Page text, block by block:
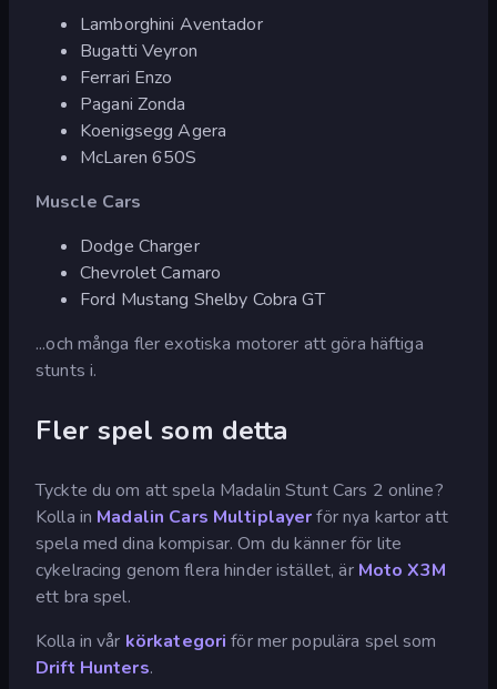
Lamborghini Aventador
Bugatti Veyron
Ferrari Enzo
Pagani Zonda
Koenigsegg Agera
McLaren 650S
Muscle Cars
Dodge Charger
Chevrolet Camaro
Ford Mustang Shelby Cobra GT
...och många fler exotiska motorer att göra häftiga
stunts i.
Fler spel som detta
Tyckte du om att spela Madalin Stunt Cars 2 online?
Kolla in Madalin Cars Multiplayerför nya kartor att
spela med dina kompisar. Om du känner för lite
cykelracing genom flera hinder istället, är Moto X3M
ett bra spel.
Kolla in vår körkategori för mer populära spel som
Drift Hunters.